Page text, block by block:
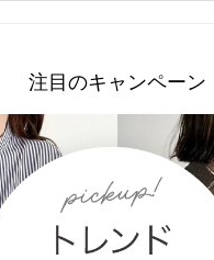
注目のキャンペーン